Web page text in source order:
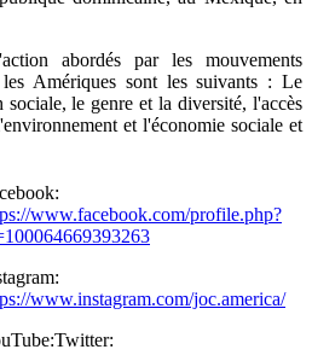
abordés par les mouvements
Amériques sont les suivants : Le
le genre et la diversité, l'accès
et l'économie sociale et
www.facebook.com/profile.php?
www.instagram.com/joc.america/